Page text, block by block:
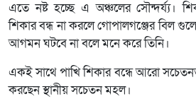
এতে নষ্ট হচ্ছে এ অঞ্চলের সৌন্দর্য্য।
শিকার বন্ধ না করলে গোপালগঞ্জের বিল
আগমন ঘটবে না বলে মনে করে তিনি।
একই সাথে পাখি শিকার বন্ধে আরো
করছেন স্থানীয় সচেতন মহল।